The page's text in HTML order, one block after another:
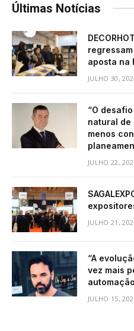
Últimas Notícias
aposta na
JULHO 30,
“O
natural de
menos
JULHO 22,
JULHO 21,
“A
vez mais
JULHO 15,